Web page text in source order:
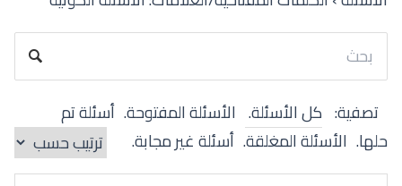
تصفية: كل الأسئلة. الأسئلة المفتوحة. أسئلة تم
حلها. الأسئلة المغلقة. أسئلة غير مجابة.